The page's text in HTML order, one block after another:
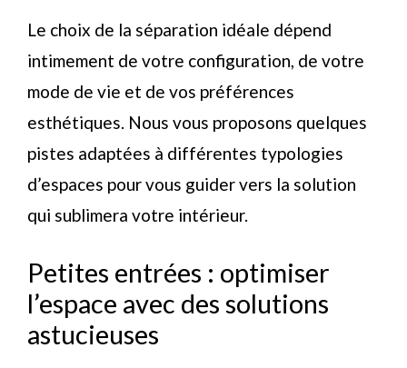
Le choix de la séparation idéale dépend
intimement de votre configuration, de votre
mode de vie et de vos préférences
esthétiques. Nous vous proposons quelques
pistes adaptées à différentes typologies
d’espaces pour vous guider vers la solution
qui sublimera votre intérieur.
Petites entrées : optimiser
l’espace avec des solutions
astucieuses